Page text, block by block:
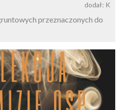
dodał: K
przeznaczonych do